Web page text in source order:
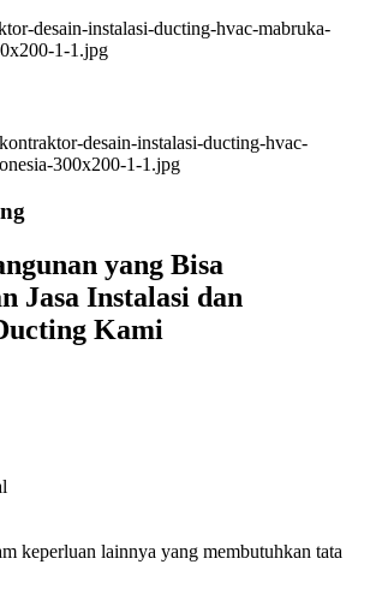
yang Bisa
Jasa Instalasi dan
Kami
keperluan lainnya yang membutuhkan tata